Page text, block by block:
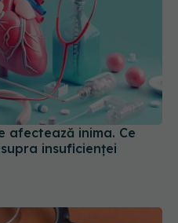
afectează inima. Ce
insuficienței